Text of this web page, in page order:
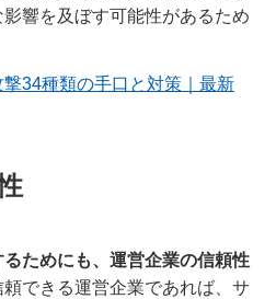
響を及ぼす可能性があるため
34種類の手口と対策｜最新
ためにも、運営企業の信頼性
頼できる運営企業であれば、サ